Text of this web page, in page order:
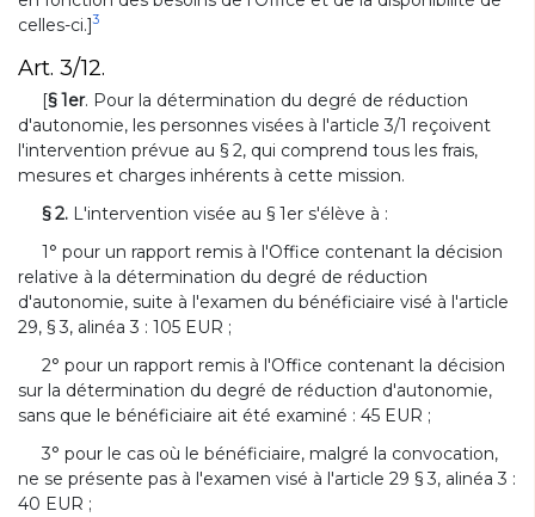
celles-ci.]3
Art. 3/12.
[§ 1er. Pour la détermination du degré de réduction
d'autonomie, les personnes visées à l'article 3/1 reçoivent
l'intervention prévue au § 2, qui comprend tous les frais,
mesures et charges inhérents à cette mission.
§ 2. L'intervention visée au § 1er s'élève à :
1° pour un rapport remis à l'Office contenant la décision
relative à la détermination du degré de réduction
d'autonomie, suite à l'examen du bénéficiaire visé à l'article
29, § 3, alinéa 3 : 105 EUR ;
2° pour un rapport remis à l'Office contenant la décision
sur la détermination du degré de réduction d'autonomie,
sans que le bénéficiaire ait été examiné : 45 EUR ;
3° pour le cas où le bénéficiaire, malgré la convocation,
ne se présente pas à l'examen visé à l'article 29 § 3, alinéa 3 :
40 EUR ;